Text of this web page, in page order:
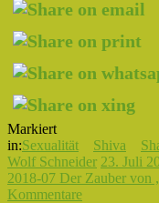
Markiert
in:Sexualität Shiva
Wolf Schneider 23. Juli
2018-07 Der Zauber von
Kommentare